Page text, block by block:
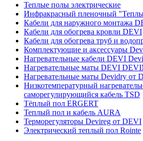
Теплые полы электрические
Инфракрасный пленочный
Кабели для наружного монтажа
Кабели для обогрева кровли DEVI
Кабели для обогрева труб и
Комплектующие и аксессуары
Нагревательные кабели DEVI
Нагревательные маты DEVI
Нагревательные маты Devidry от
Низкотемпературный
саморегулирующийся кабель TSD
Тёплый пол ERGERT
Теплый пол и кабель AURA
Терморегуляторы Devireg от DEVI
Электрический теплый пол Rointe